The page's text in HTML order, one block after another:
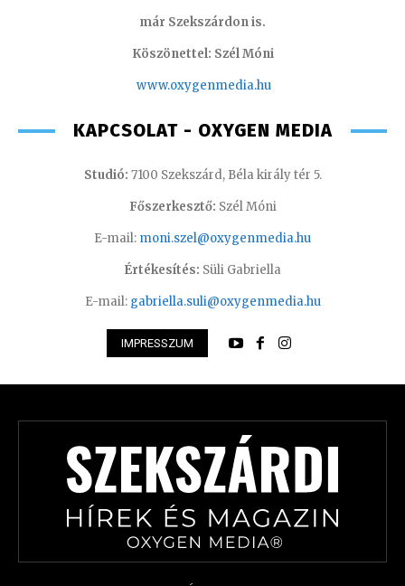
már Szekszárdon is.
Köszönettel: Szél Móni
www.oxygenmedia.hu
KAPCSOLAT - OXYGEN MEDIA
Studió: 7100 Szekszárd, Béla király tér 5.
Főszerkesztő: Szél Móni
E-mail: moni.szel@oxygenmedia.hu
Értékesítés: Süli Gabriella
E-mail: gabriella.suli@oxygenmedia.hu
IMPRESSZUM